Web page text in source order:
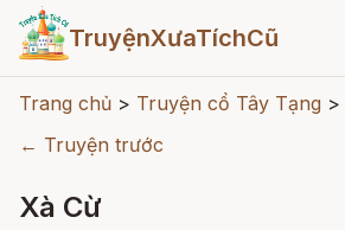
TruyệnXưaTíchCũ
Trang chủ > Truyện cổ Tây Tạng >
← Truyện trước
Xà Cừ